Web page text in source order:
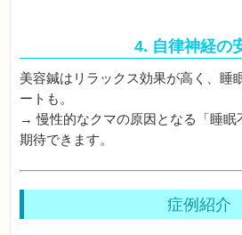
4. 自律神経の
美容鍼はリラックス効果が高く、睡
ートも。
→ 慢性的なクマの原因となる「睡眠
期待できます。
症例紹介